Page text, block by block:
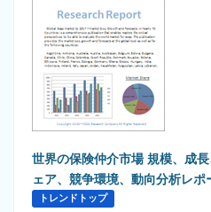
世界の保険仲介市場 規模、成
ェア、競争環境、動向分析レポ
トレンドトップ